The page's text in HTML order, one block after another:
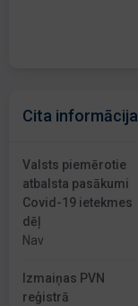
Cita informācija
Valsts piemērotie
atbalsta pasākumi
Covid-19 ietekmes
dēļ
Nav
Izmaiņas PVN
reģistrā